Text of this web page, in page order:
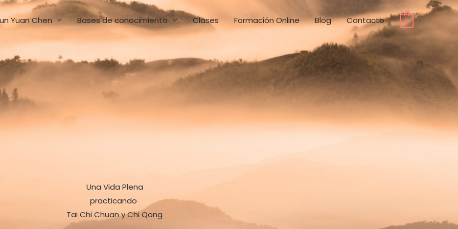
Yuan Chen Bases de conocimiento Clases Formación Online Blog Contacto 0
Una Vida Plena
practicando
Tai Chi Chuan y Chi Qong